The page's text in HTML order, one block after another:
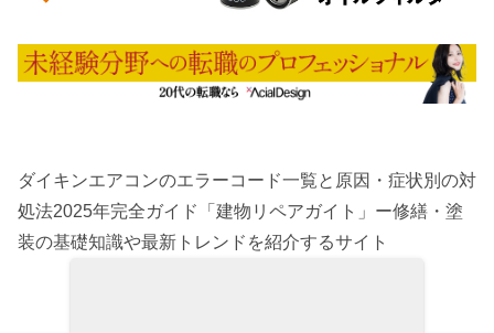
ダイキンエアコンのエラーコード一覧と原因・症状別の対
処法2025年完全ガイド「建物リペアガイト」ー修繕・塗
装の基礎知識や最新トレンドを紹介するサイト